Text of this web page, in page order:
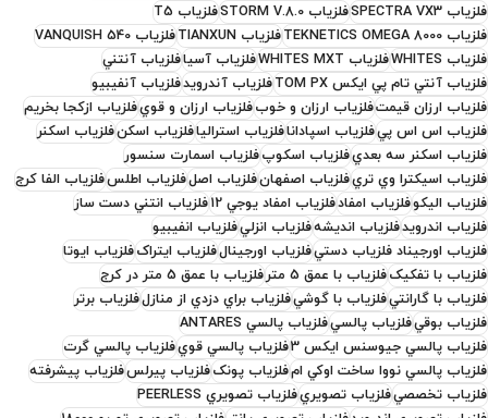
فلزياب SPECTRA VX3
فلزياب STORM V.8.0
فلزياب T5
فلزياب TEKNETICS OMEGA 8000
فلزياب TIANXUN
فلزياب VANQUISH 540
فلزياب WHITES
فلزياب WHITES MXT فلزياب آسيافلزياب آنتني
فلزياب آنتي تام پي ايکس TOM PX
فلزياب آندرويدفلزياب آنفيبيو
فلزياب ارزان قيمتفلزياب ارزان و خوبفلزياب ارزان و قويفلزياب ازکجا بخريم
فلزياب اس اس پيفلزياب اسپادانافلزياب استراليافلزياب اسکنفلزياب اسکنر
فلزياب اسکنر سه بعديفلزياب اسکوپفلزياب اسمارت سنسور
فلزياب اسيکترا وي تريفلزياب اصفهانفلزياب اصلفلزياب اطلسفلزياب الفا کرج
فلزياب اليکوفلزياب امفادفلزياب امفاد يوجي 12
فلزياب انتني دست ساز
فلزياب اندرويدفلزياب انديشهفلزياب انزليفلزياب انفيبيو
فلزياب اورجيناد فلزياب دستيفلزياب اورجينالفلزياب ايتراکفلزياب ايوتا
فلزياب با تفکيکفلزياب با عمق 5 متر
فلزياب با عمق 5 متر در کرج
فلزياب با گارانتيفلزياب با گوشيفلزياب براي دزدي از منازلفلزياب برتر
فلزياب بوقيفلزياب پالسيفلزياب پالسي ANTARES
فلزياب پالسي جيوسنس ايکس 3
فلزياب پالسي قويفلزياب پالسي گرت
فلزياب پالسي نووا ساخت اوکي امفلزياب پونکفلزياب پيرلسفلزياب پيشرفته
فلزياب تخصصيفلزياب تصويريفلزياب تصويري PEERLESS